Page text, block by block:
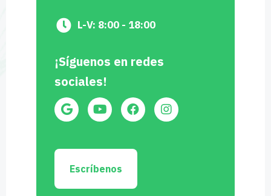
L-V: 8:00 - 18:00
¡Síguenos en redes
sociales!
Escríbenos